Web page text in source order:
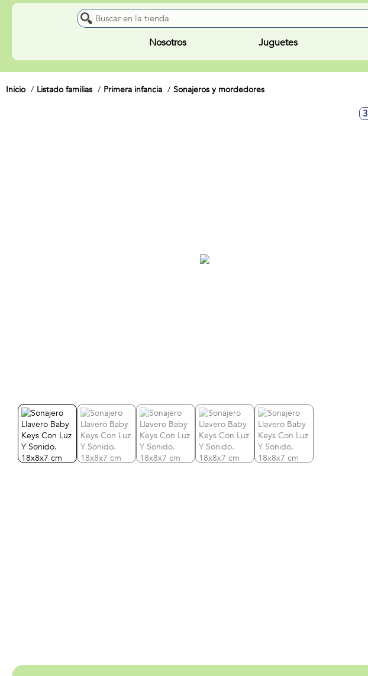
Nosotros Juguetes
Inicio Listado familias Primera infancia Sonajeros y mordedores